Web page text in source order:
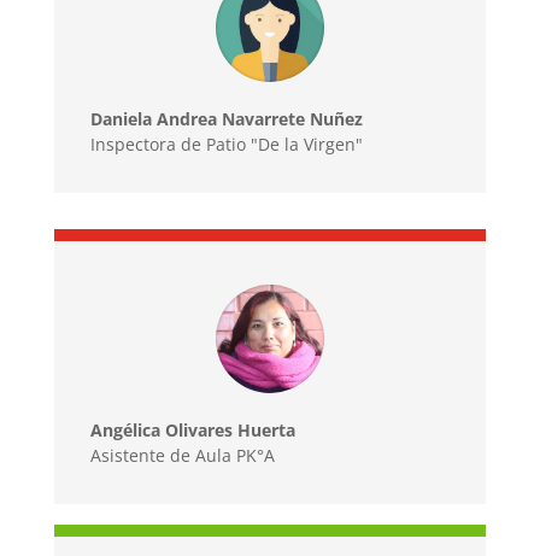
Daniela Andrea Navarrete Nuñez
Inspectora de Patio "De la Virgen"
Angélica Olivares Huerta
Asistente de Aula PK°A